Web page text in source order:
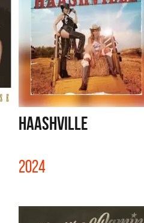
HAASHVILLE
2024